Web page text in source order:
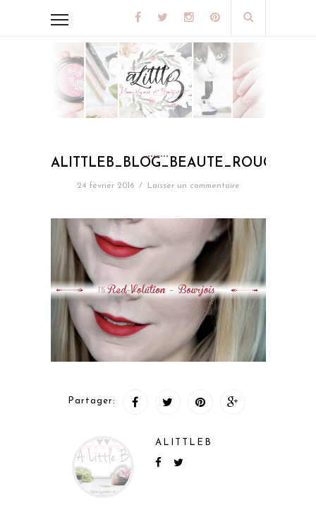
24 février 2016 / Laisser un commentaire
Partager:
ALITTLEB